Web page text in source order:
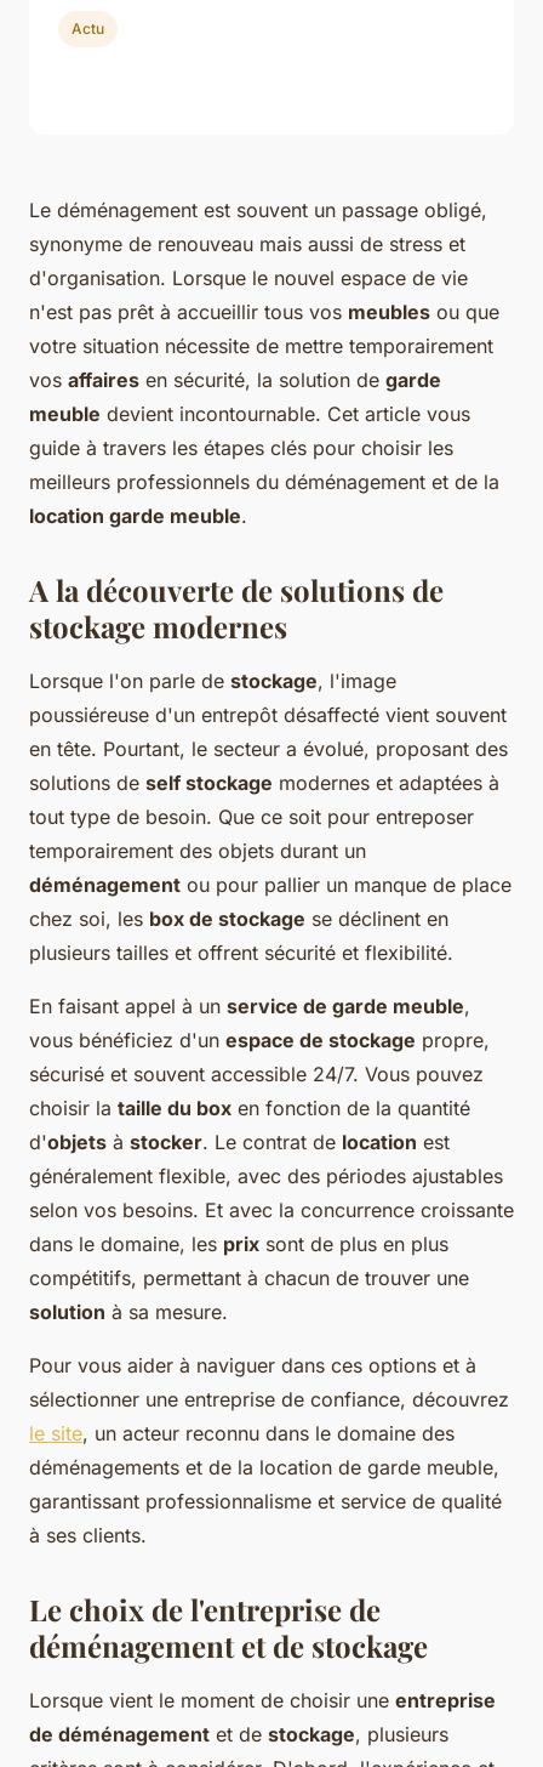
Le déménagement est souvent un passage obligé,
synonyme de renouveau mais aussi de stress et
d'organisation. Lorsque le nouvel espace de vie
n'est pas prêt à accueillir tous vos meubles ou que
votre situation nécessite de mettre temporairement
vos affaires en sécurité, la solution de garde
meuble devient incontournable. Cet article vous
guide à travers les étapes clés pour choisir les
meilleurs professionnels du déménagement et de la
location garde meuble.
A la découverte de solutions de
stockage modernes
Lorsque l'on parle de stockage, l'image
poussiéreuse d'un entrepôt désaffecté vient souvent
en tête. Pourtant, le secteur a évolué, proposant des
solutions de self stockage modernes et adaptées à
tout type de besoin. Que ce soit pour entreposer
temporairement des objets durant un
déménagement ou pour pallier un manque de place
chez soi, les box de stockage se déclinent en
plusieurs tailles et offrent sécurité et flexibilité.
En faisant appel à un service de garde meuble,
vous bénéficiez d'un espace de stockage propre,
sécurisé et souvent accessible 24/7. Vous pouvez
choisir la taille du box en fonction de la quantité
d'objets à stocker. Le contrat de location est
généralement flexible, avec des périodes ajustables
selon vos besoins. Et avec la concurrence croissante
dans le domaine, les prix sont de plus en plus
compétitifs, permettant à chacun de trouver une
solution à sa mesure.
Pour vous aider à naviguer dans ces options et à
sélectionner une entreprise de confiance, découvrez
le site, un acteur reconnu dans le domaine des
déménagements et de la location de garde meuble,
garantissant professionnalisme et service de qualité
à ses clients.
Le choix de l'entreprise de
déménagement et de stockage
Lorsque vient le moment de choisir une entreprise
de déménagement et de stockage, plusieurs
Actu